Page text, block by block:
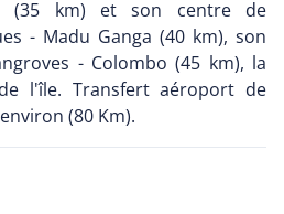
(35 km) et son centre de
- Madu Ganga (40 km), son
- Colombo (45 km), la
l'île. Transfert aéroport de
(80 Km).